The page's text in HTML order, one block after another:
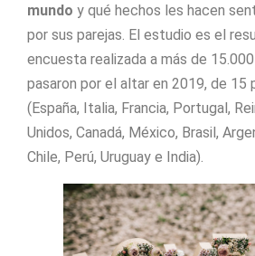
mundo y qué hechos les hacen
por sus parejas. El estudio es el
encuesta realizada a más de
pasaron por el altar en 2019, de 15
(España, Italia, Francia, Portugal,
Unidos, Canadá, México, Brasil,
Chile, Perú, Uruguay e India).